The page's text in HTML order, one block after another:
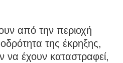
από την περιοχή
της έκρηξης,
να έχουν καταστραφεί,